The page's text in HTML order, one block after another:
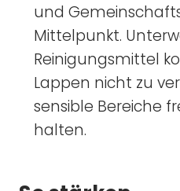
und
Mittelpunkt.
Reinigungsmittel
Lappen nicht zu
sensible Bereiche
halten.